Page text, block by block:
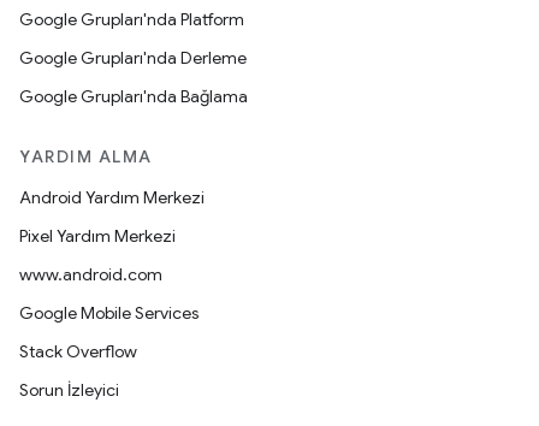
Google Grupları'nda Platform
Google Grupları'nda Derleme
Google Grupları'nda Bağlama
YARDIM ALMA
Android Yardım Merkezi
Pixel Yardım Merkezi
www.android.com
Google Mobile Services
Stack Overflow
Sorun İzleyici